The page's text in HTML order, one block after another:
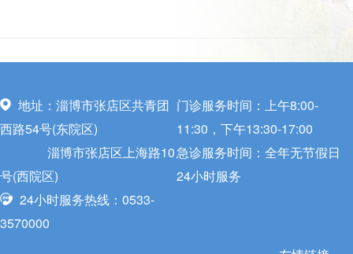
地址：淄博市张店区共青团
西路54号(东院区)
淄博市张店区上海路10
号(西院区)
24小时服务热线：0533-
3570000
门诊服务时间：上午8:00-
11:30，下午13:30-17:00
急诊服务时间：全年无节假日
24小时服务